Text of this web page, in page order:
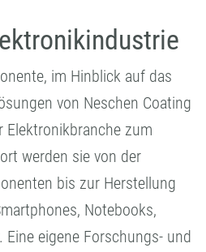
im Hinblick auf das
von Neschen Coating
Elektronikbranche zum
werden sie von der
bis zur Herstellung
Notebooks,
eigene Forschungs- und